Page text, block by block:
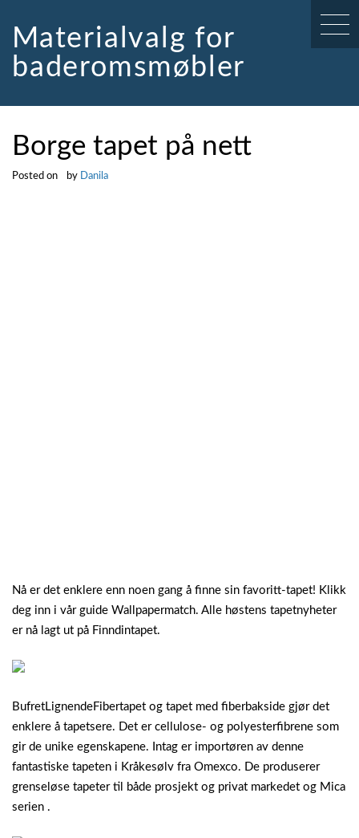
contentMaterialvalg for
baderomsmøbler
Borge tapet på nett
Posted on by Danila
Nå er det enklere enn noen gang å finne sin favoritt-tapet! Klikk
deg inn i vår guide Wallpapermatch. Alle høstens tapetnyheter
er nå lagt ut på Finndintapet.
BufretLignendeFibertapet og tapet med fiberbakside gjør det
enklere å tapetsere. Det er cellulose- og polyesterfibrene som
gir de unike egenskapene. Intag er importøren av denne
fantastiske tapeten i Kråkesølv fra Omexco. De produserer
grenseløse tapeter til både prosjekt og privat markedet og Mica
serien .